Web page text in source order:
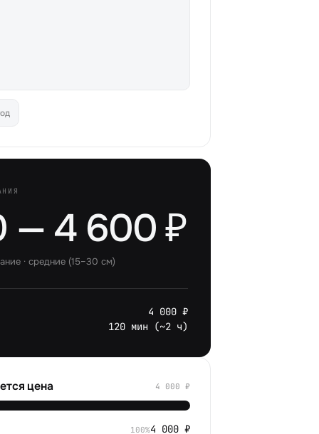
— 4 600 ₽
· средние (15–30 см)
4 000 ₽
120 мин (~2 ч)
цена 4 000 ₽
100%4 000 ₽